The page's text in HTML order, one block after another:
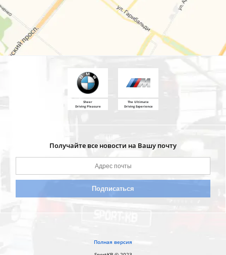
Sheer
Driving Pleasure
The Ultimate
Driving Experience
Получайте все новости на Вашу почту
Полная версия